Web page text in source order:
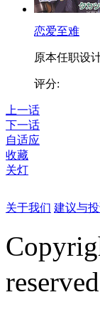
恋爱至难
原本任职设
评分:
上一话
下一话
自适应
收藏
关灯
关于我们 建议与
reserved